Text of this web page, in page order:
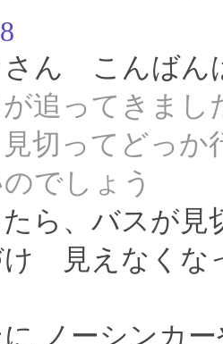
さん こんばん
が追ってきま
切ってどっか
でしょう
ら、バスが見
け 見えなくな
ノーシンカ